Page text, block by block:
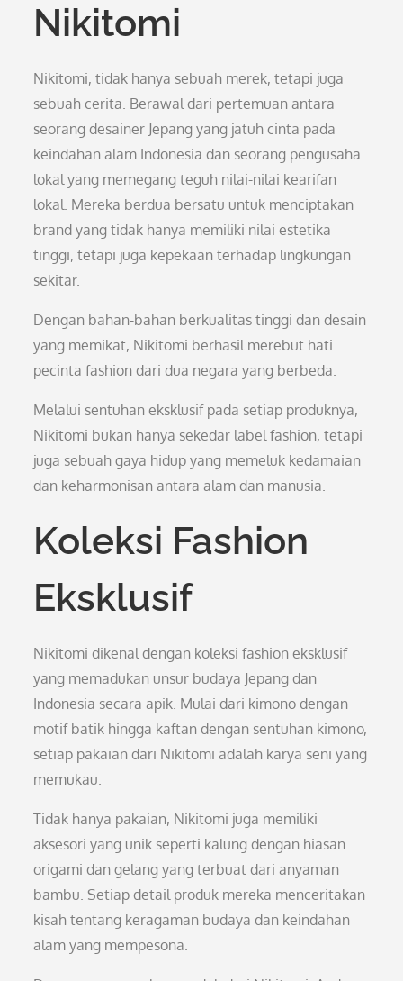
Nikitomi
Nikitomi, tidak hanya sebuah merek, tetapi juga
sebuah cerita. Berawal dari pertemuan antara
seorang desainer Jepang yang jatuh cinta pada
keindahan alam Indonesia dan seorang pengusaha
lokal yang memegang teguh nilai-nilai kearifan
lokal. Mereka berdua bersatu untuk menciptakan
brand yang tidak hanya memiliki nilai estetika
tinggi, tetapi juga kepekaan terhadap lingkungan
sekitar.
Dengan bahan-bahan berkualitas tinggi dan desain
yang memikat, Nikitomi berhasil merebut hati
pecinta fashion dari dua negara yang berbeda.
Melalui sentuhan eksklusif pada setiap produknya,
Nikitomi bukan hanya sekedar label fashion, tetapi
juga sebuah gaya hidup yang memeluk kedamaian
dan keharmonisan antara alam dan manusia.
Koleksi Fashion
Eksklusif
Nikitomi dikenal dengan koleksi fashion eksklusif
yang memadukan unsur budaya Jepang dan
Indonesia secara apik. Mulai dari kimono dengan
motif batik hingga kaftan dengan sentuhan kimono,
setiap pakaian dari Nikitomi adalah karya seni yang
memukau.
Tidak hanya pakaian, Nikitomi juga memiliki
aksesori yang unik seperti kalung dengan hiasan
origami dan gelang yang terbuat dari anyaman
bambu. Setiap detail produk mereka menceritakan
kisah tentang keragaman budaya dan keindahan
alam yang mempesona.